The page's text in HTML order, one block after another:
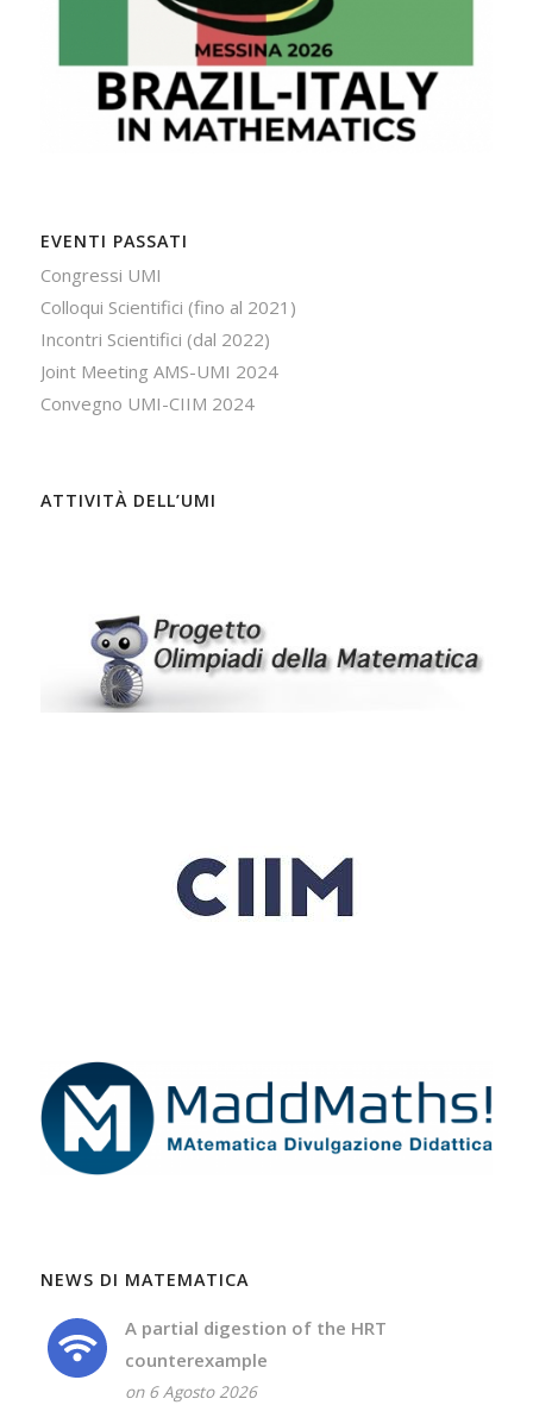
EVENTI PASSATI
Congressi UMI
Colloqui Scientifici (fino al 2021)
Incontri Scientifici (dal 2022)
Joint Meeting AMS-UMI 2024
Convegno UMI-CIIM 2024
ATTIVITÀ DELL’UMI
NEWS DI MATEMATICA
A partial digestion of the HRT
counterexample
on 6 Agosto 2026